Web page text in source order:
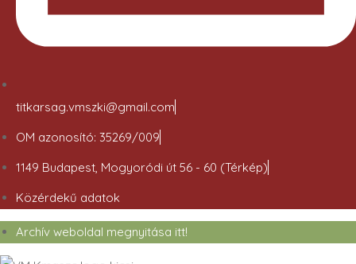
titkarsag.vmszki@gmail.com
OM azonosító: 35269/009
1149 Budapest, Mogyoródi út 56 - 60 (Térkép)
Közérdekű adatok
Archív weboldal megnyitása itt!